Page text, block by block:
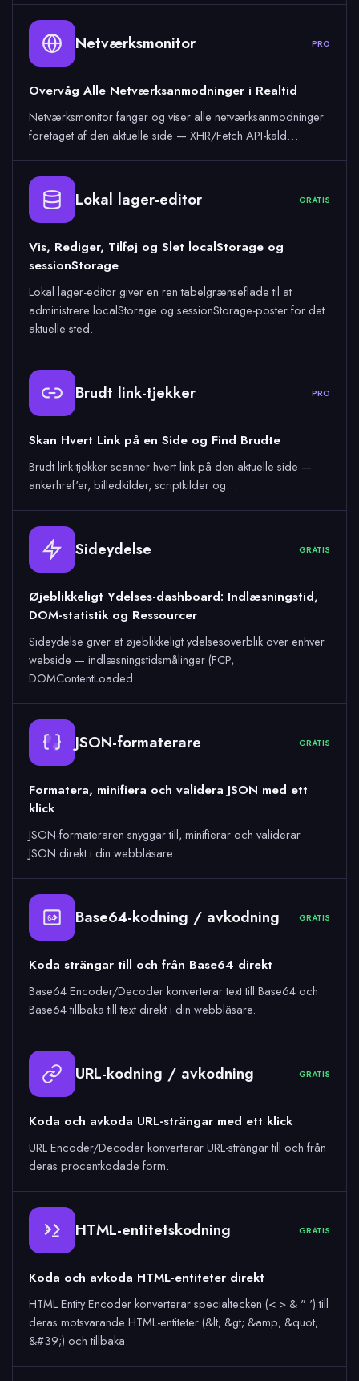
Netværksmonitor PRO
Overvåg Alle Netværksanmodninger i Realtid
Netværksmonitor fanger og viser alle netværksanmodninger
foretaget af den aktuelle side — XHR/Fetch API-kald…
Lokal lager-editor GRATIS
Vis, Rediger, Tilføj og Slet localStorage og
sessionStorage
Lokal lager-editor giver en ren tabelgrænseflade til at
administrere localStorage og sessionStorage-poster for det
aktuelle sted.
Brudt link-tjekker PRO
Skan Hvert Link på en Side og Find Brudte
Brudt link-tjekker scanner hvert link på den aktuelle side —
ankerhref'er, billedkilder, scriptkilder og…
Sideydelse GRATIS
Øjeblikkeligt Ydelses-dashboard: Indlæsningstid,
DOM-statistik og Ressourcer
Sideydelse giver et øjeblikkeligt ydelsesoverblik over enhver
webside — indlæsningstidsmålinger (FCP,
DOMContentLoaded…
JSON-formaterare GRATIS
Formatera, minifiera och validera JSON med ett
klick
JSON-formateraren snyggar till, minifierar och validerar
JSON direkt i din webbläsare.
64 Base64-kodning / avkodning GRATIS
Koda strängar till och från Base64 direkt
Base64 Encoder/Decoder konverterar text till Base64 och
Base64 tillbaka till text direkt i din webbläsare.
URL-kodning / avkodning GRATIS
Koda och avkoda URL-strängar med ett klick
URL Encoder/Decoder konverterar URL-strängar till och från
deras procentkodade form.
& HTML-entitetskodning GRATIS
Koda och avkoda HTML-entiteter direkt
HTML Entity Encoder konverterar specialtecken (< > & " ') till
deras motsvarande HTML-entiteter (&lt; &gt; &amp; &quot;
&#39;) och tillbaka.